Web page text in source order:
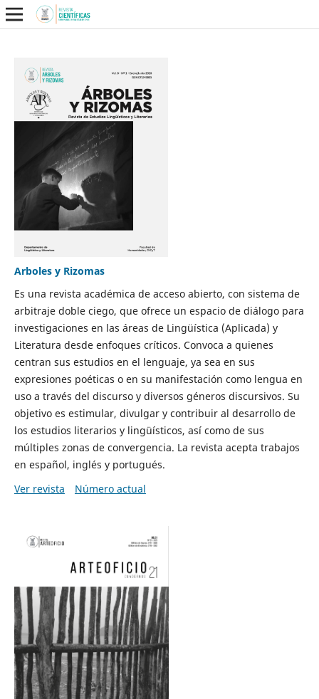
Arboles y Rizomas
Es una revista académica de acceso abierto, con sistema de
arbitraje doble ciego, que ofrece un espacio de diálogo para
investigaciones en las áreas de Lingüística (Aplicada) y
Literatura desde enfoques críticos. Convoca a quienes
centran sus estudios en el lenguaje, ya sea en sus
expresiones poéticas o en su manifestación como lengua en
uso a través del discurso y diversos géneros discursivos. Su
objetivo es estimular, divulgar y contribuir al desarrollo de
los estudios literarios y lingüísticos, así como de sus
múltiples zonas de convergencia. La revista acepta trabajos
en español, inglés y portugués.
Ver revista
Número actual